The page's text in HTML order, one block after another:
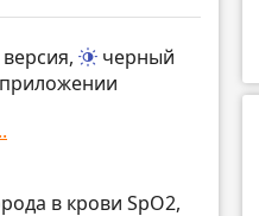
черный
приложении
в крови SpO2,